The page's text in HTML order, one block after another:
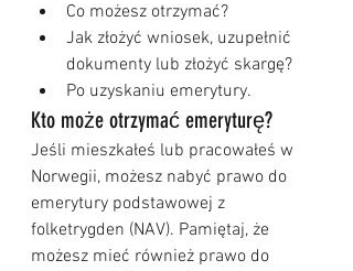
Co możesz otrzymać?
Jak złożyć wniosek, uzupełnić
dokumenty lub złożyć skargę?
Po uzyskaniu emerytury.
Kto może otrzymać emeryturę?
Jeśli mieszkałeś lub pracowałeś w
Norwegii, możesz nabyć prawo do
emerytury podstawowej z
folketrygden (NAV). Pamiętaj, że
możesz mieć również prawo do